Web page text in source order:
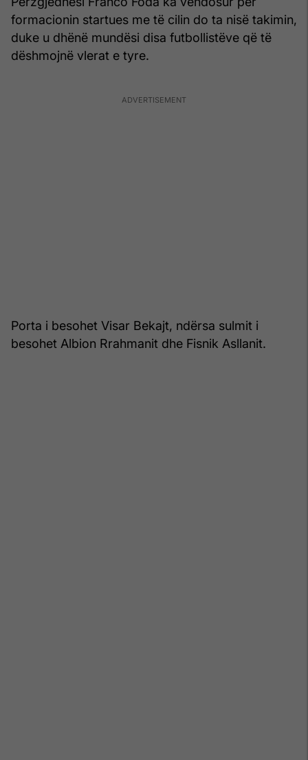
formacionin startues me të cilin do ta nisë takimin,
duke u dhënë mundësi disa futbollistëve që të
dëshmojnë vlerat e tyre.
Porta i besohet Visar Bekajt, ndërsa sulmit i
besohet Albion Rrahmanit dhe Fisnik Asllanit.